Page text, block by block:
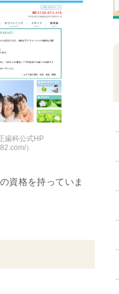
歯科公式HP
）
資格を持っていま